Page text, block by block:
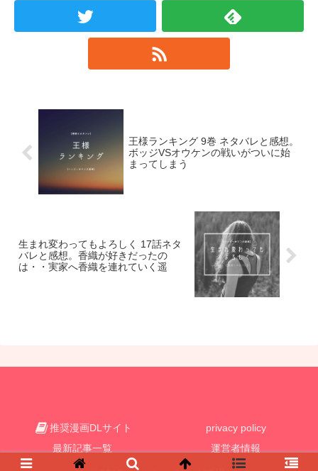
王様ランキング 9巻 ネタバレと感想。
ボッジVSオウケンの戦いがついに始
まってしまう
生まれ変わってもよろしく 17話ネタ
バレと感想。香織が好きだったの
は・・実家へ香織を連れていく遥
推奨漫画DLサイト
privacy policy
最新記事一覧
運営者情報